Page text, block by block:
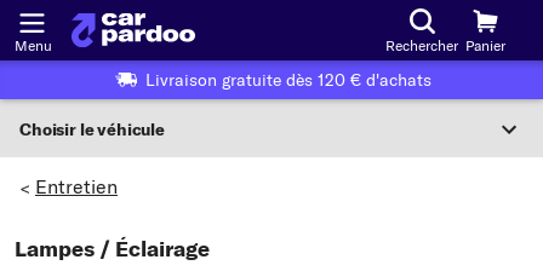
Menu Rechercher Panier
Livraison gratuite dès 120 € d'achats
Choisir le véhicule
> Entretien
Lampes / Éclairage